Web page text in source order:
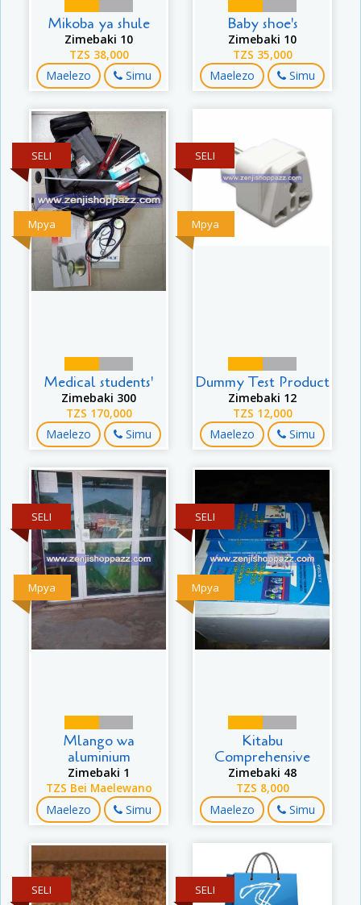
Mikoba ya shule
Zimebaki 10
TZS 38,000
Maelezo Simu
Baby shoe's
Zimebaki 10
TZS 35,000
Maelezo Simu
Mpya
SELI
Medical students'
Zimebaki 300
TZS 170,000
Maelezo Simu
Mpya
SELI
Dummy Test Product
Zimebaki 12
TZS 12,000
Maelezo Simu
Mpya
SELI
Mlango wa
aluminium
Zimebaki 1
TZS Bei Maelewano
Maelezo Simu
Mpya
SELI
Kitabu
Comprehensive
Zimebaki 48
TZS 8,000
Maelezo Simu
SELI SELI